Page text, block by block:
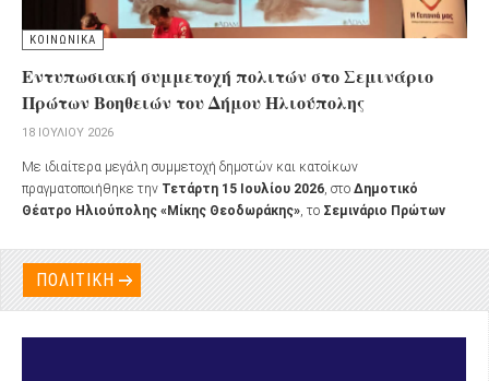
ΚΟΙΝΩΝΙΚΑ
Εντυπωσιακή συμμετοχή πολιτών στο Σεμινάριο
Πρώτων Βοηθειών του Δήμου Ηλιούπολης
18 ΙΟΥΛΊΟΥ 2026
Με ιδιαίτερα μεγάλη συμμετοχή δημοτών και κατοίκων
πραγματοποιήθηκε την Τετάρτη 15 Ιουλίου 2026 , στο Δημοτικό
Θέατρο Ηλιούπολης «Μίκης Θεοδωράκης» , το Σεμινάριο Πρώτων
στην ενημέρωση, την εκπαίδευση και την ενίσχυση της ετοιμότητας των
πολιτών απέναντι σε κρίσιμα περιστατικά της καθημερινότητας.
ΠΟΛΙΤΙΚΗ